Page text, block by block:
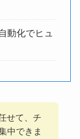
動化でヒュ
せて、チ
中できま